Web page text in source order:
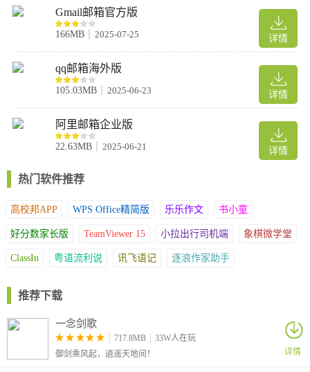
时提醒您。所有营销短信、通知和其他不相关的垃圾都会被默默送
至收件箱，所以您不必担心手机会在您忙碌时嗡嗡作响。只需轻触
几下，您就可以开启“智能通知”屏蔽骚扰邮件，还您清净空间。以
设置。
软件特色
1、探索全新工作方式
邮件新定义：专业工具、无惧过载，无干扰、全身心。
2、点燃效率和加强聚焦
作流程。真正掌控您的收件箱，高效度过每一天。
使用诸多工具以标注重要邮件，远离尘世喧嚣。
4、集中管理全部邮件
所有邮箱凝聚一处——跨设备无缝同步。
Spark是完美的商务工具，支持您直接与同事协同撰写、委派和管理
邮件——通过收件箱展开协作，确保与团队动态和工作流程保持同
步。
6、安全私密的邮件
详情
Gmail邮箱官方版
166MB 2025-07-25
详情
qq邮箱海外版
105.03MB 2025-06-23
详情
阿里邮箱企业版
22.63MB 2025-06-21
热门软件推荐
高校邦APP WPS Office精简版 乐乐作文 书小童
好分数家长版 TeamViewer 15 小拉出行司机端 象棋微学堂
ClassIn 粤语流利说 讯飞语记 逐浪作家助手
推荐下载
一念剑歌
717.8MB
33W人在玩
御剑乘风起，逍遥天地间！
详情